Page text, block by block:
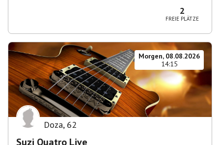
2
FREIE PLÄTZE
Morgen, 08.08.2026
14:15
Doza, 62
Suzi Quatro Live